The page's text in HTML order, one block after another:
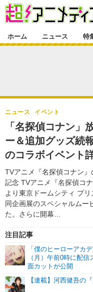
ゲーム・アプリ
グッズ
声優
舞台
特集一覧
ラキりす
連載マンガ
連載マンガ一覧
番組・動画
番組・動画一覧
動画
連載・ブログ
連載・ブログ一覧
編集部ブログ・お知ら
ホーム ニュース 特
「名探偵コナン」
ー＆追加グッズ続
のコラボイベント
TVアニメ『名探偵コナン
記念 TVアニメ『名探偵コ
より東京ドームシティ プ
同企画展のスペシャルムー
た。さらに開幕…
ニュース イベント
注目記事
「僕のヒーローアカ
（月）午前0時に配
面カットが公開
【連載】河西健吾の